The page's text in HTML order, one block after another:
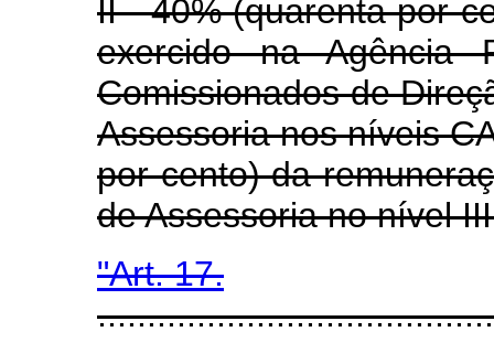
II - 40% (quarenta por
exercido na Agência
Comissionados de
Assessoria nos níveis
por cento) da
de Assessoria no nível
"Art. 17.